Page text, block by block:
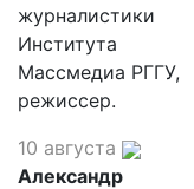
журналистики
Института
Массмедиа РГГУ,
режиссер.
10 августа
Александр